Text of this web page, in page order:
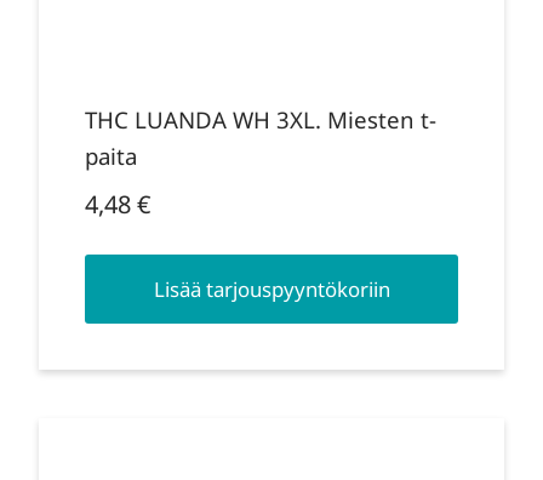
THC LUANDA WH 3XL. Miesten t-
paita
4,48€
Lisää tarjouspyyntökoriin